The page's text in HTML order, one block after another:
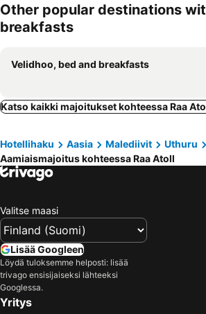
Other popular destinations
breakfasts
Velidhoo, bed and breakfasts
Katso kaikki majoitukset kohteessa Raa
Hotellihaku Aasia Malediivit Uthuru
Aamiaismajoitus kohteessa Raa Atoll
Valitse maasi
Lisää Googleen
Löydä tuloksemme helposti: lisää
trivago ensisijaiseksi lähteeksi
Googlessa.
Yritys